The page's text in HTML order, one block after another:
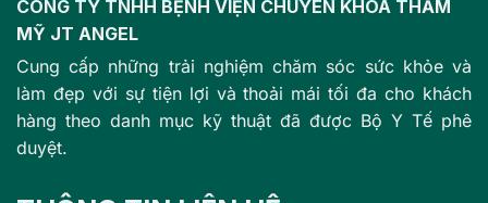
CÔNG TY TNHH BỆNH VIỆN CHUYÊN KHOA THẨM
MỸ JT ANGEL
Cung cấp những trải nghiệm chăm sóc sức khỏe và
làm đẹp với sự tiện lợi và thoải mái tối đa cho khách
hàng theo danh mục kỹ thuật đã được Bộ Y Tế phê
duyệt.